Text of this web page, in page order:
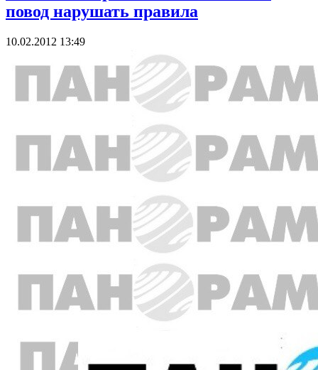
повод нарушать правила
10.02.2012 13:49